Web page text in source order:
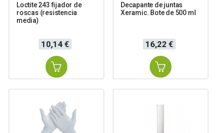
Loctite 243 fijador de
roscas (resistencia
media)
Precio
10,14 €
Decapante de juntas
Xeramic. Bote de 500 ml
Precio
16,22 €